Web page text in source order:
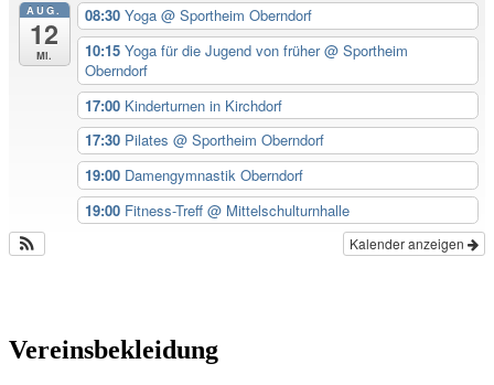
AUG.
12
Mi.
08:30 Yoga @ Sportheim Oberndorf
10:15 Yoga für die Jugend von früher@ Sportheim
Oberndorf
17:00 Kinderturnen in Kirchdorf
17:30 Pilates @ Sportheim Oberndorf
19:00 Damengymnastik Oberndorf
19:00 Fitness-Treff @ Mittelschulturnhalle
Kalender anzeigen
Vereinsbekleidung